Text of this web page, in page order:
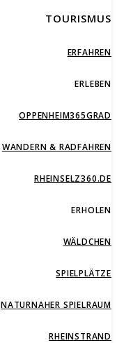
TOURISMUS
ERFAHREN
ERLEBEN
OPPENHEIM365GRAD
WANDERN & RADFAHREN
RHEINSELZ360.DE
ERHOLEN
WÄLDCHEN
SPIELPLÄTZE
NATURNAHER SPIELRAUM
RHEINSTRAND